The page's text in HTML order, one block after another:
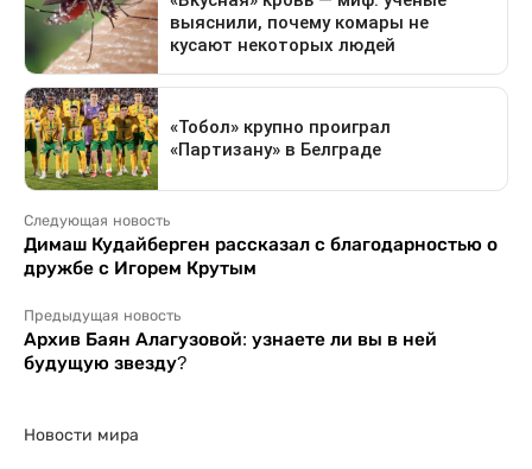
Следующая новость
Димаш Кудайберген рассказал с благодарностью о
дружбе с Игорем Крутым
Предыдущая новость
Архив Баян Алагузовой: узнаете ли вы в ней
будущую звезду?
Новости мира